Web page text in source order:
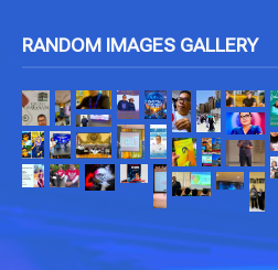
RANDOM IMAGES GALLERY